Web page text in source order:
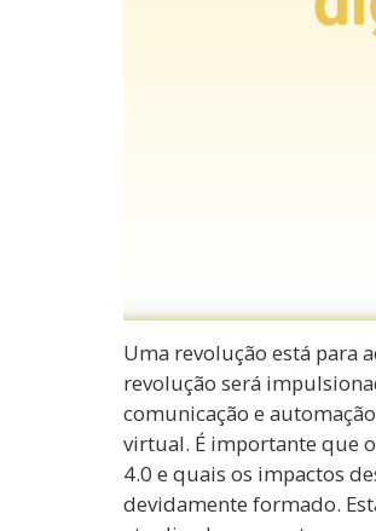
Uma revolução está para
revolução será
comunicação e
virtual. É importante que
4.0 e quais os impactos
devidamente formado.